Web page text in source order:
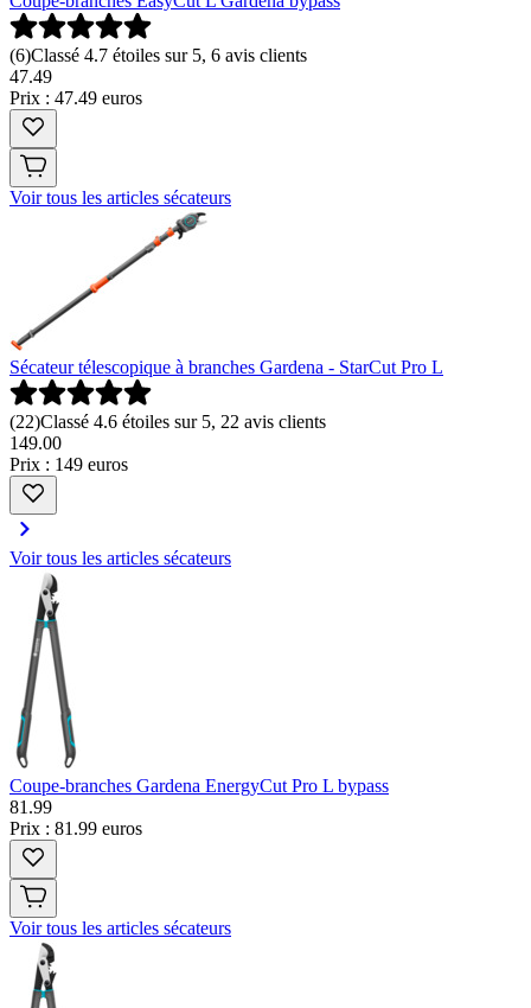
(6)Classé 4.7 étoiles sur 5, 6 avis clients
47.49
Prix : 47.49 euros
Voir tous les articles sécateurs
Sécateur télescopique à branches Gardena - StarCut Pro L
(22)Classé 4.6 étoiles sur 5, 22 avis clients
149.00
Prix : 149 euros
Voir tous les articles sécateurs
Coupe-branches Gardena EnergyCut Pro L bypass
81 .99
Prix : 81.99 euros
Voir tous les articles sécateurs